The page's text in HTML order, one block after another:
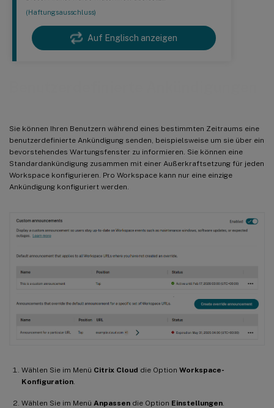
(Haftungsausschluss)
Auf Englisch anzeigen
Sie können Ihren Benutzern während eines bestimmten Zeitraums eine
benutzerdefinierte Ankündigung senden, beispielsweise um sie über ein
bevorstehendes Wartungsfenster zu informieren. Sie können eine
Standardankündigung zusammen mit einer Außerkraftsetzung für jeden
Workspace konfigurieren. Pro Workspace kann nur eine einzige
Ankündigung konfiguriert werden.
Wählen Sie im Menü Citrix Cloud die Option Workspace-
Konfiguration.
Wählen Sie im Menü Anpassen die Option Einstellungen.